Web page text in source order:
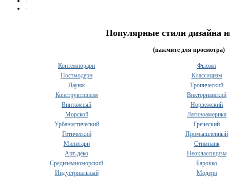
Популярные стили дизайна
(нажмите для просмотра)
Контемпорари
Фьюжн
Постмодерн
Классицизм
Лаунж
Тропический
Конструктивизм
Викторианский
Винтажный
Норвежский
Морской
Латиноамерика
Урбанистический
Греческий
Готический
Промышленный
Милитари
Стимпанк
Арт-деко
Неоклассицизм
Средиземноморский
Барокко
Индустриальный
Модерн